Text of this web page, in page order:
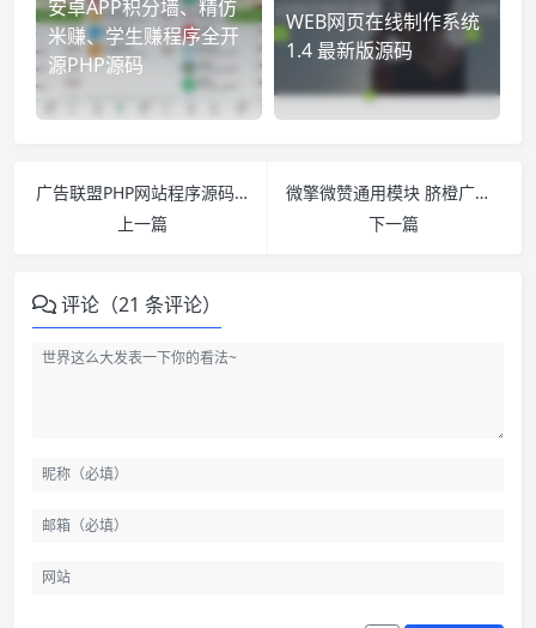
安卓APP积分墙、精仿
米赚、学生赚程序全开
源PHP源码
WEB网页在线制作系统
1.4 最新版源码
广告联盟PHP网站程序源码 数字营销网络系统 广告商+网站主 管理员分润功能
上一篇
微擎微赞通用模块 脐橙广告 脐橙会员 脐橙支付 脐橙分销 脐橙商圈
下一篇
评论（21 条评论）